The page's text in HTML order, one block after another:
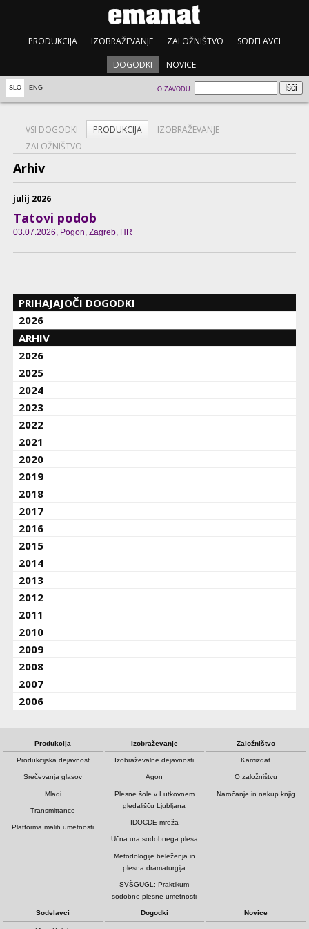
PRODUKCIJA IZOBRAŽEVANJE ZALOŽNIŠTVO SODELAVCI
DOGODKI NOVICE
SLO ENG O ZAVODU
VSI DOGODKI PRODUKCIJA
IZOBRAŽEVANJE
ZALOŽNIŠTVO
Arhiv
julij 2026
Tatovi podob
03.07.2026 , Pogon, Zagreb, HR
PRIHAJAJOČI DOGODKI
2026
ARHIV
2026
2025
2024
2023
2022
2021
2020
2019
2018
2017
2016
2015
2014
2013
2012
2011
2010
2009
2008
2007
2006
Produkcija
Produkcijska dejavnost
Srečevanja glasov
Mladi
Transmittance
Platforma malih umetnosti
Izobraževanje
Izobraževalne dejavnosti
Agon
Plesne šole v Lutkovnem
gledališču Ljubljana
IDOCDE mreža
Učna ura sodobnega plesa
Metodologije beleženja in
plesna dramaturgija
SVŠGUGL: Praktikum
sodobne plesne umetnosti
Založništvo
Kamizdat
O založništvu
Naročanje in nakup knjig
Sodelavci Dogodki Novice